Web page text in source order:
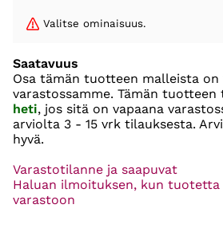
Valitse ominaisuus.
Saatavuus
Osa tämän tuotteen malleista on
varastossamme. Tämän
heti, jos sitä on vapaana
arviolta 3 - 15 vrk tilauksesta.
hyvä.
Varastotilanne ja saapuvat
Haluan ilmoituksen, kun tuotetta
varastoon